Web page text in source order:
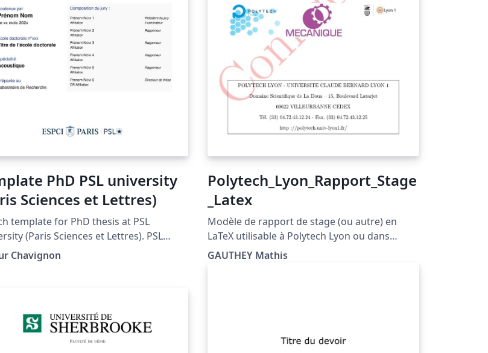
PhD PSL university
Sciences et Lettres)
template for PhD thesis at PSL
(Paris Sciences et Lettres). PSL
provided by Pierre Guillou (package
The current document was for a
Chavignon
Polytech_Lyon_Rapport_Stage
_Latex
Modèle de rapport de stage (ou autre) en
LaTeX utilisable à Polytech Lyon ou dans
n'importe quelle école du réseau Polytech
n'est peut-être pas le plus à jour. Pour obtenir
GAUTHEY Mathis